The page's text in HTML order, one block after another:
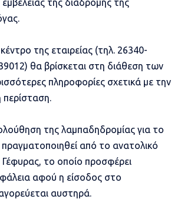
της διαδρομής της
της εταιρείας (τηλ. 26340-
θα βρίσκεται στη διάθεση των
πληροφορίες σχετικά με την
περίσταση.
της λαμπαδηδρομίας για το
πραγματοποιηθεί από το ανατολικό
Γέφυρας, το οποίο προσφέρει
αφού η είσοδος στο
αυστηρά.